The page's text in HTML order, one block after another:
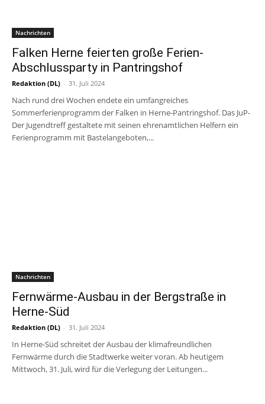
Nachrichten
Falken Herne feierten große Ferien-
Abschlussparty in Pantringshof
Redaktion (DL) - 31. Juli 2024
Nach rund drei Wochen endete ein umfangreiches
Sommerferienprogramm der Falken in Herne-Pantringshof. Das JuP-
Der Jugendtreff gestaltete mit seinen ehrenamtlichen Helfern ein
Ferienprogramm mit Bastelangeboten,...
Nachrichten
Fernwärme-Ausbau in der Bergstraße in
Herne-Süd
Redaktion (DL) - 31. Juli 2024
In Herne-Süd schreitet der Ausbau der klimafreundlichen
Fernwärme durch die Stadtwerke weiter voran. Ab heutigem
Mittwoch, 31. Juli, wird für die Verlegung der Leitungen...